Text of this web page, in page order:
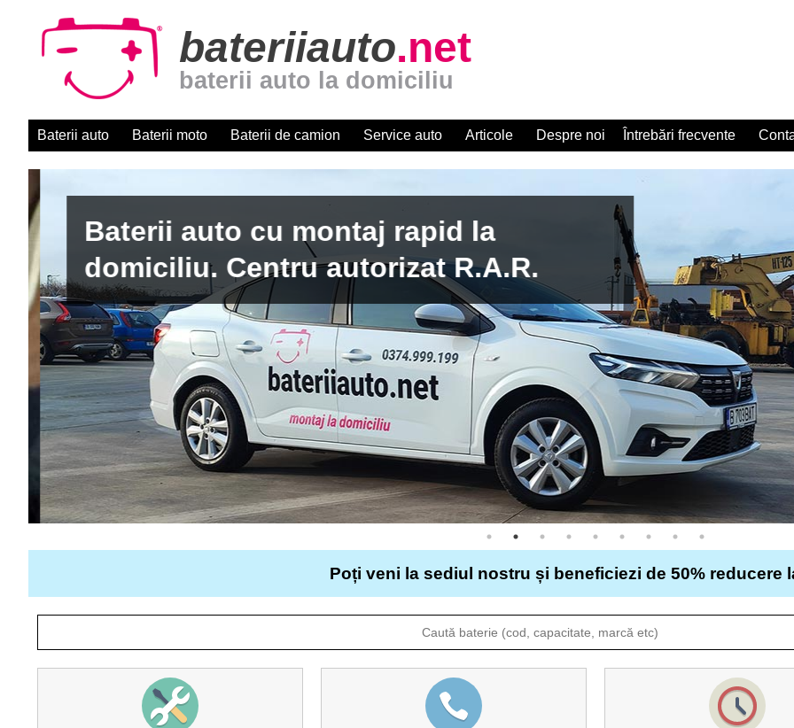
bateriiauto.net
baterii auto la domiciliu
Baterii auto Baterii moto Baterii de camion Service auto Articole Despre noi Întrebări frecvente
Baterii auto cu montaj rapid la
domiciliu. Centru autorizat R.A.R.
Poți veni la sediul nostru și beneficiezi de 50% reducere